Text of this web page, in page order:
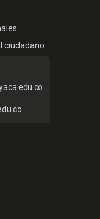
ciudadano